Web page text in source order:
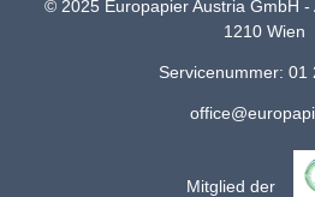
© 2025 Europapier Austria GmbH -
1210 Wien
Servicenummer: 01
Mitglied der